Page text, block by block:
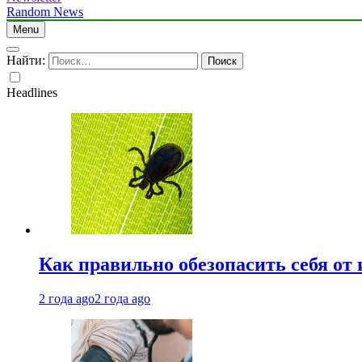
Random News
Menu
Найти:
Headlines
Как правильно обезопасить себя
2 года ago2 года ago